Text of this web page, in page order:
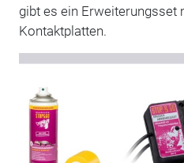
gibt es ein Erweiterungsset
Kontaktplatten.